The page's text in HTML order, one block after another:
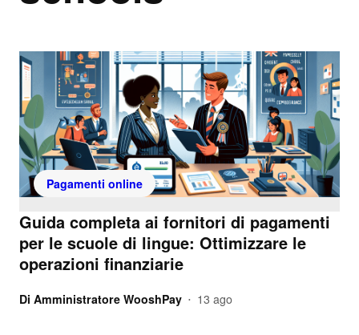
Pagamenti online
Guida completa ai fornitori di pagamenti
per le scuole di lingue: Ottimizzare le
operazioni finanziarie
Di Amministratore WooshPay • 13 ago